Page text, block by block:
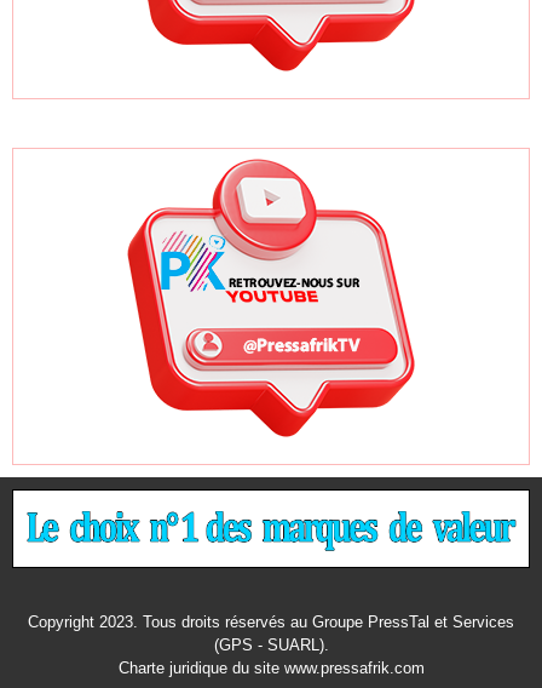
Copyright 2023. Tous droits réservés au Groupe PressTal et Services
(GPS - SUARL).
Charte juridiquedu site www.pressafrik.com